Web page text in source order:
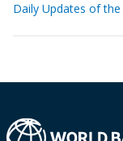
Daily Updates of